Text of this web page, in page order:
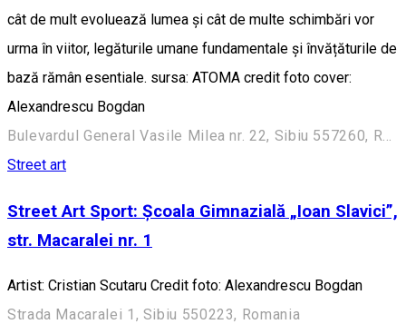
cât de mult evoluează lumea și cât de multe schimbări vor
urma în viitor, legăturile umane fundamentale și învățăturile de
bază rămân esentiale. sursa: ATOMA credit foto cover:
Alexandrescu Bogdan
Bulevardul General Vasile Milea nr. 22, Sibiu 557260, Romania
Street art
Street Art Sport: Școala Gimnazială „Ioan Slavici”,
str. Macaralei nr. 1
Artist: Cristian Scutaru Credit foto: Alexandrescu Bogdan
Strada Macaralei 1, Sibiu 550223, Romania